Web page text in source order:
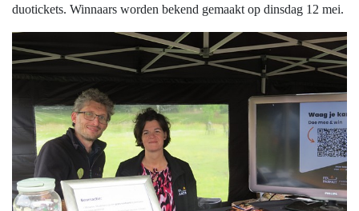
duotickets. Winnaars worden bekend gemaakt op dinsdag 12 mei.